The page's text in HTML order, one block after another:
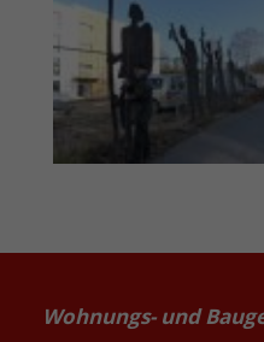
Wohnungs- und